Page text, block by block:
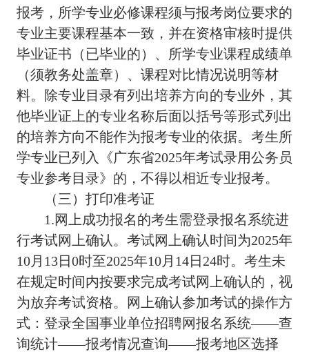
报考，所学专业必修课程须与报考岗位要求的
专业主要课程基本一致，并在资格审核时提供
毕业证书（已毕业的）、所学专业课程成绩单
（须教务处盖章）、课程对比情况说明等材
料。除专业目录有列出培养方向的专业外，其
他毕业证上的专业名称后面以括号等形式列出
的培养方向不能作为报考专业的依据。考生所
学专业已列入《广东省2025年考试录用公务员
专业参考目录》的，不得以相近专业报考。
（三）打印准考证
1.网上成功报名的考生需登录报名系统进
行考试网上确认。考试网上确认时间为2025年
10月13日0时至2025年10月14日24时。考生未
在规定时间内按要求完成考试网上确认的，视
为放弃考试资格。网上确认参加考试的操作方
式：登录全国事业单位招聘网报名系统——查
询统计——报考情况查询——报考地区选择